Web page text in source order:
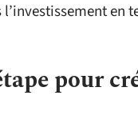
en
pour